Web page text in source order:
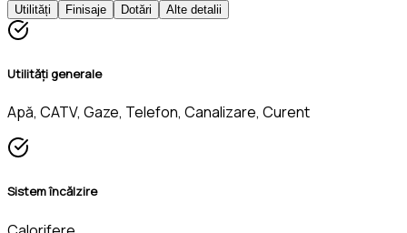
Utilități Finisaje Dotări Alte detalii
Utilități generale
Apă, CATV, Gaze, Telefon, Canalizare, Curent
Sistem încălzire